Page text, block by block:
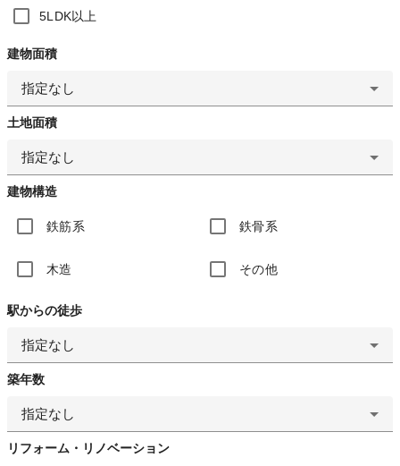
5LDK以上
建物面積
指定なし
土地面積
指定なし
建物構造
鉄筋系 鉄骨系
木造 その他
駅からの徒歩
指定なし
築年数
指定なし
リフォーム・リノベーション